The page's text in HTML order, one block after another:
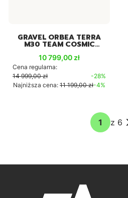
GRAVEL ORBEA TERRA
M30 TEAM COSMIC
Cena promocyjna
10 799,00 zł
Cena regularna:
14 999,00 zł
-28%
Najniższa cena: 11 199,00 zł-4%
z 6